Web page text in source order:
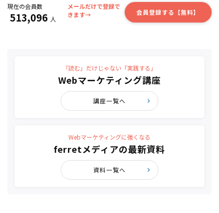
現在の会員数
513,096 人
メールだけで登録で
きます→
会員登録する【無料】
「読む」だけじゃない「実践する」
Webマーケティング講座
講座一覧へ
Webマーケティングに強くなる
ferretメディアの最新資料
資料一覧へ